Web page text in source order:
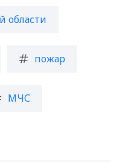
области
пожар
МЧС